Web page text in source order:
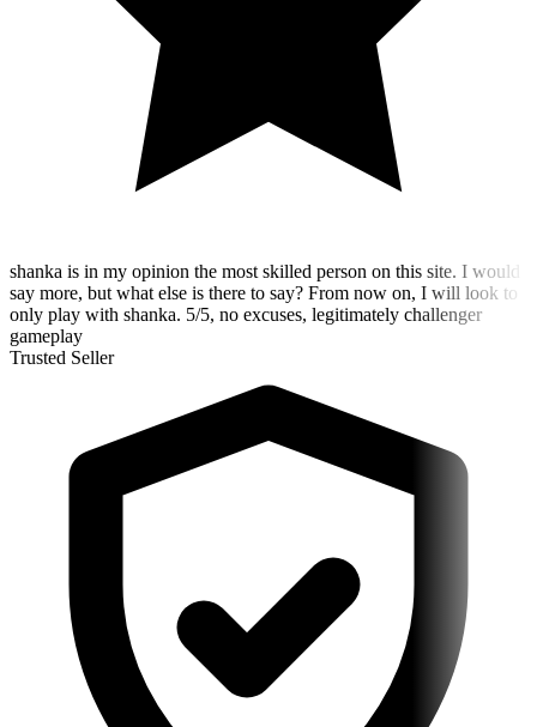
shanka is in my opinion the most skilled person on this site. I would
say more, but what else is there to say? From now on, I will look to
only play with shanka. 5/5, no excuses, legitimately challenger
gameplay
Trusted Seller